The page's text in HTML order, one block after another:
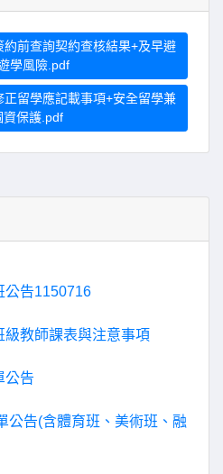
前查詢契約查核結果+及早避
學風險.pdf
留學應記載事項+安全留學兼
資保護.pdf
公告1150716
級教師課表與注意事項
公告
公告(含體育班、美術班、融